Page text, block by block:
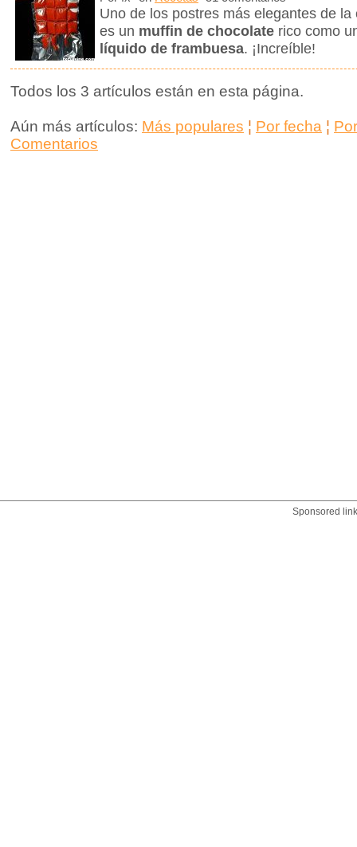
Uno de los postres más elegantes de
es un muffin de chocolate rico como
líquido de frambuesa. ¡Increíble!
Todos los 3 artículos están en esta página.
Aún más artículos: Más populares ¦ Por fecha ¦
Comentarios
Sponsored